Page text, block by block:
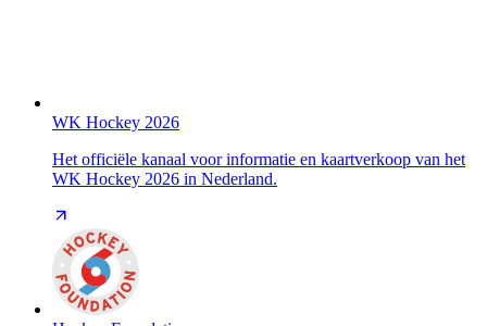
WK Hockey 2026
Het officiële kanaal voor informatie en kaartverkoop van het
WK Hockey 2026 in Nederland.